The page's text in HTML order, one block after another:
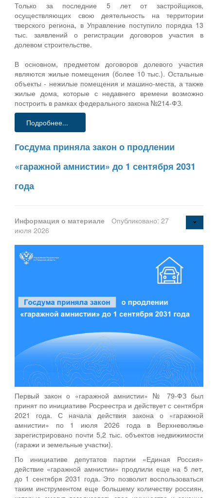
Только за последние 5 лет от застройщиков,
осуществляющих свою деятельность на территории
тверского региона, в Управление поступило порядка 13
тыс. заявлений о регистрации договоров участия в
долевом строительстве.
В основном, предметом договоров долевого участия
являются жилые помещения (более 10 тыс.). Остальные
объекты - нежилые помещения и машино-места, а также
жилые дома, которые с недавнего времени возможно
построить в рамках федерального закона №214-ФЗ.
Подробнее...
Госдума приняла закон о продлении
«гаражной амнистии» до 1 сентября 2031
года
Информация о материале
Опубликовано: 27
июля 2026
Первый закон о «гаражной амнистии» № 79-ФЗ был
принят по инициативе Росреестра и действует с сентября
2021 года. С начала действия закона о «гаражной
амнистии» по 1 июля 2026 года в Верхневолжье
зарегистрировано почти 5,2 тыс. объектов недвижимости
(гаражи и земельные участки).
По инициативе депутатов партии «Единая Россия»
действие «гаражной амнистии» продлили еще на 5 лет,
до 1 сентября 2031 года. Это позволит воспользоваться
таким инструментом еще большему количеству россиян,